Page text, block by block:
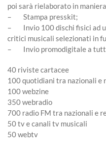
poi sarà rielaborato in
– Stampa presskit;
– Invio 100 dischi fisici ad
critici musicali selezionati in
– Invio promodigitale a
40 riviste cartacee
100 quotidiani tra nazionali e
100 webzine
350 webradio
700 radio FM tra nazionali e
50 tv e canali tv musicali
50 webtv